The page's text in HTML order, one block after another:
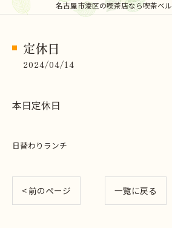
名古屋市港区の喫茶店なら喫茶ベル
定休日
2024/04/14
本日定休日
日替わりランチ
< 前のページ 一覧に戻る